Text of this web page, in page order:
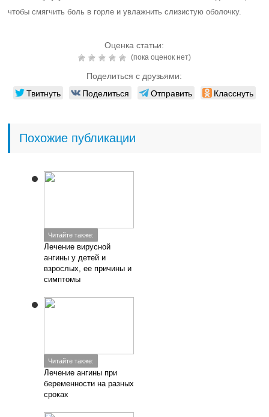
чтобы смягчить боль в горле и увлажнить слизистую оболочку.
Оценка статьи:
(пока оценок нет)
Поделиться с друзьями:
Твитнуть Поделиться Отправить Класснуть
Похожие публикации
Читайте также:
Лечение вирусной
ангины у детей и
взрослых, ее причины и
симптомы
Читайте также:
Лечение ангины при
беременности на разных
сроках